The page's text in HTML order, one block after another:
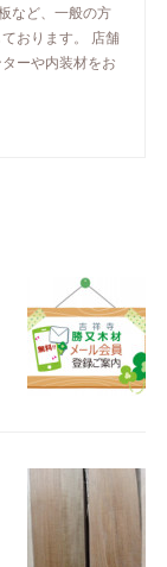
など、一般の方
おります。 店舗
ーや内装材をお